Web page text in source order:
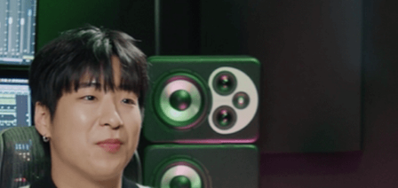
프로듀서 네이슨